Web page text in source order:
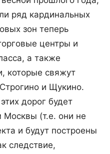
ряд кардинальных
зон теперь
центры и
а также
которые свяжут
и Щукино.
дорог будет
Москвы (т.е. они не
и будут построены
следствие,